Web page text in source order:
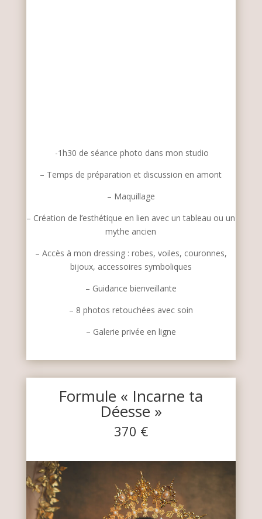
-1h30 de séance photo dans mon studio
– Temps de préparation et discussion en amont
– Maquillage
– Création de l’esthétique en lien avec un tableau ou un
mythe ancien
– Accès à mon dressing : robes, voiles, couronnes,
bijoux, accessoires symboliques
– Guidance bienveillante
– 8 photos retouchées avec soin
– Galerie privée en ligne
Formule « Incarne ta
Déesse »
370 €